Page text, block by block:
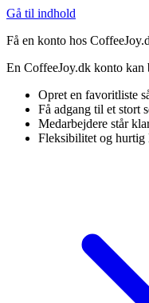
Gå til indhold
Få en konto hos
En CoffeeJoy.dk konto kan
Opret en favoritliste
Få adgang til et stort
Medarbejdere står
Fleksibilitet og hurtig